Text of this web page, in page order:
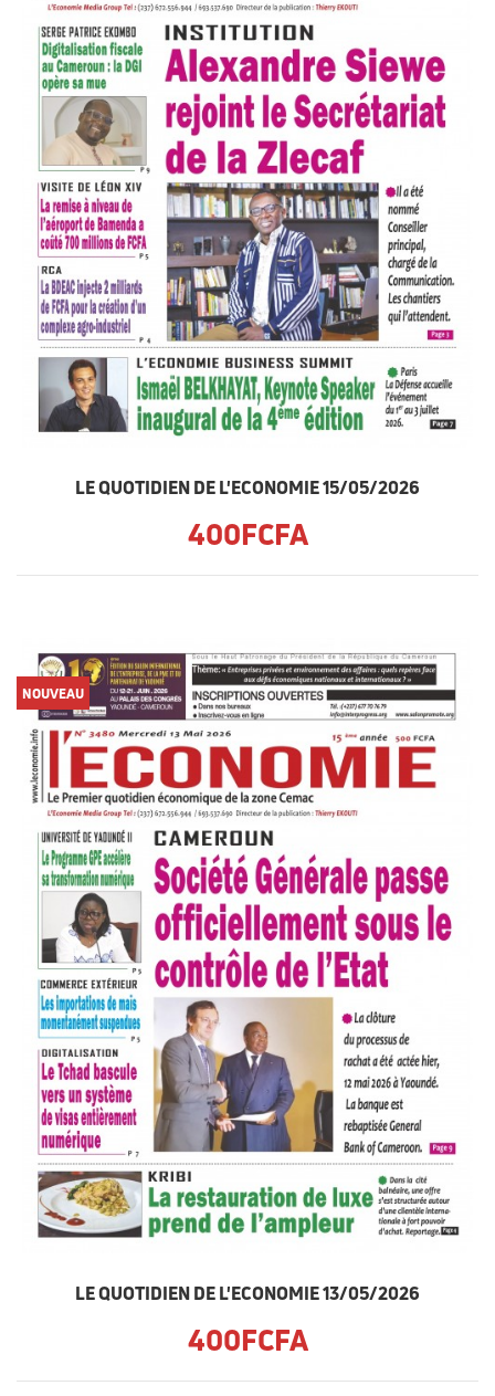
LE QUOTIDIEN DE L'ECONOMIE 15/05/2026
400FCFA
NOUVEAU
LE QUOTIDIEN DE L'ECONOMIE 13/05/2026
400FCFA